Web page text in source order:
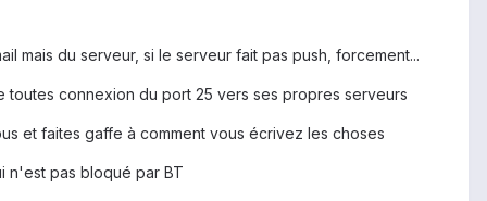
mais du serveur, si le serveur fait pas push, forcement...
connexion du port 25 vers ses propres serveurs
et faites gaffe à comment vous écrivez les choses
n'est pas bloqué par BT